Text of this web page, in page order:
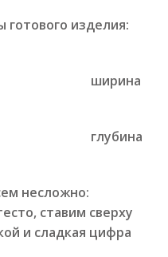
изделия:
несложно:
ставим сверху
и сладкая цифра